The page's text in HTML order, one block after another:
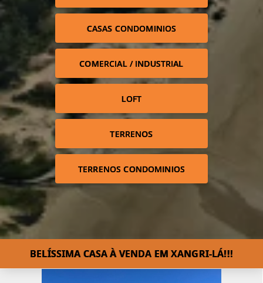
CASAS CONDOMINIOS
COMERCIAL / INDUSTRIAL
LOFT
TERRENOS
TERRENOS CONDOMINIOS
BELÍSSIMA CASA À VENDA EM XANGRI-LÁ!⁣!!